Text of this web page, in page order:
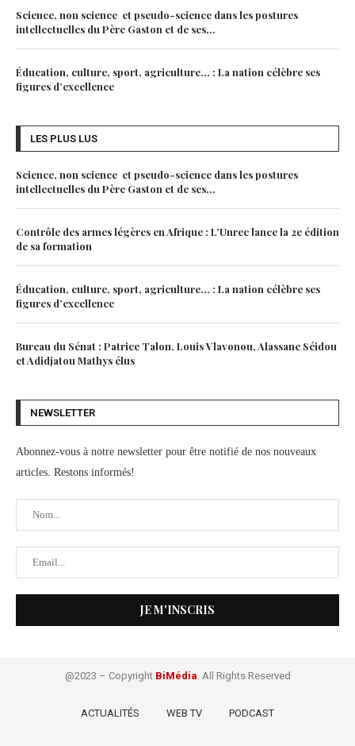
Science, non science et pseudo-science dans les postures
intellectuelles du Père Gaston et de ses...
Éducation, culture, sport, agriculture… : La nation célèbre ses
figures d’excellence
LES PLUS LUS
Science, non science et pseudo-science dans les postures
intellectuelles du Père Gaston et de ses...
Contrôle des armes légères en Afrique : L’Unrec lance la 2e édition
de sa formation
Éducation, culture, sport, agriculture… : La nation célèbre ses
figures d’excellence
Bureau du Sénat : Patrice Talon, Louis Vlavonou, Alassane Séidou
et Adidjatou Mathys élus
NEWSLETTER
Abonnez-vous à notre newsletter pour être notifié de nos nouveaux
articles. Restons informés!
@2023 – Copyright BiMédia . All Rights Reserved
ACTUALITÉS WEB TV PODCAST